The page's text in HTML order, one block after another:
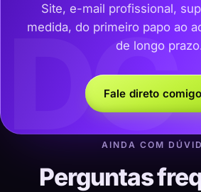
DC
Site, e-mail profissional,
medida, do primeiro papo ao
de longo
Fale direto comigo
AINDA COM
Perguntas